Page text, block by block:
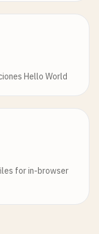
Hello World
for in-browser